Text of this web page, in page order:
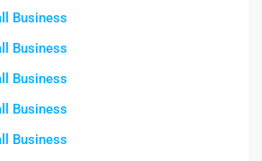
Business
Business
Business
Business
Business